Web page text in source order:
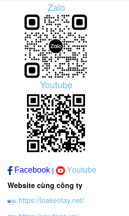
Zalo
Youtube
Facebook | Youtube
Website cùng công ty
https://loakeotay.net/